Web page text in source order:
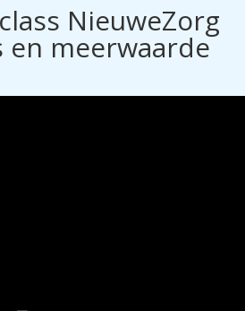
NieuweZorg
en meerwaarde